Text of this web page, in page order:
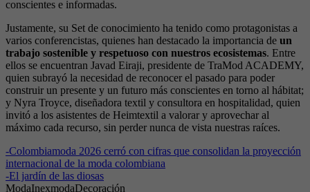
conscientes e informadas.
Justamente, su Set de conocimiento ha tenido como protagonistas a
varios conferencistas, quienes han destacado la importancia de un
trabajo sostenible y respetuoso con nuestros ecosistemas. Entre
ellos se encuentran Javad Eiraji, presidente de TraMod ACADEMY,
quien subrayó la necesidad de reconocer el pasado para poder
construir un presente y un futuro más conscientes en torno al hábitat;
y Nyra Troyce, diseñadora textil y consultora en hospitalidad, quien
invitó a los asistentes de Heimtextil a valorar y aprovechar al
máximo cada recurso, sin perder nunca de vista nuestras raíces.
-Colombiamoda 2026 cerró con cifras que consolidan la proyección
internacional de la moda colombiana
-El jardín de las diosas
ModaInexmodaDecoración